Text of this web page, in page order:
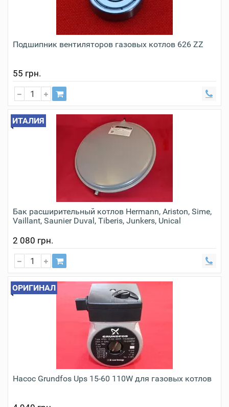
Подшипник вентиляторов газовых котлов 626 ZZ
55 грн.
ИТАЛИЯ
Бак расширительный котлов Hermann, Ariston, Sime,
Vaillant, Saunier Duval, Tiberis, Junkers, Unical
2 080 грн.
ОРИГИНАЛ
Насос Grundfos Ups 15-60 110W для газовых котлов